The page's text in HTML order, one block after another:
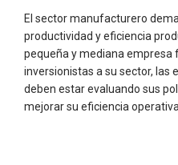
El sector manufacturero
productividad y eficiencia
pequeña y mediana empresa
inversionistas a su sector,
deben estar evaluando sus
mejorar su eficiencia
0